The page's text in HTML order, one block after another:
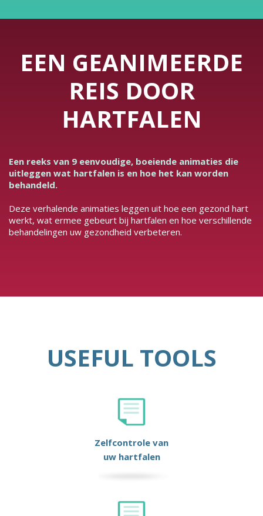
EEN GEANIMEERDE
REIS DOOR
HARTFALEN
Een reeks van 9 eenvoudige, boeiende animaties die
uitleggen wat hartfalen is en hoe het kan worden
behandeld.
Deze verhalende animaties leggen uit hoe een gezond hart
werkt, wat ermee gebeurt bij hartfalen en hoe verschillende
behandelingen uw gezondheid verbeteren.
USEFUL TOOLS
Zelfcontrole van
uw hartfalen